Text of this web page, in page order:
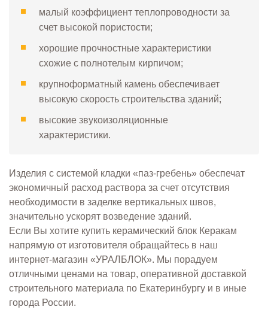
малый коэффициент теплопроводности за
счет высокой пористости;
хорошие прочностные характеристики
схожие с полнотелым кирпичом;
крупноформатный камень обеспечивает
высокую скорость строительства зданий;
высокие звукоизоляционные
характеристики.
Изделия с системой кладки «паз-гребень» обеспечат
экономичный расход раствора за счет отсутствия
необходимости в заделке вертикальных швов,
значительно ускорят возведение зданий.
Если Вы хотите купить керамический блок Керакам
напрямую от изготовителя обращайтесь в наш
интернет-магазин «УРАЛБЛОК». Мы порадуем
отличными ценами на товар, оперативной доставкой
строительного материала по Екатеринбургу и в иные
города России.